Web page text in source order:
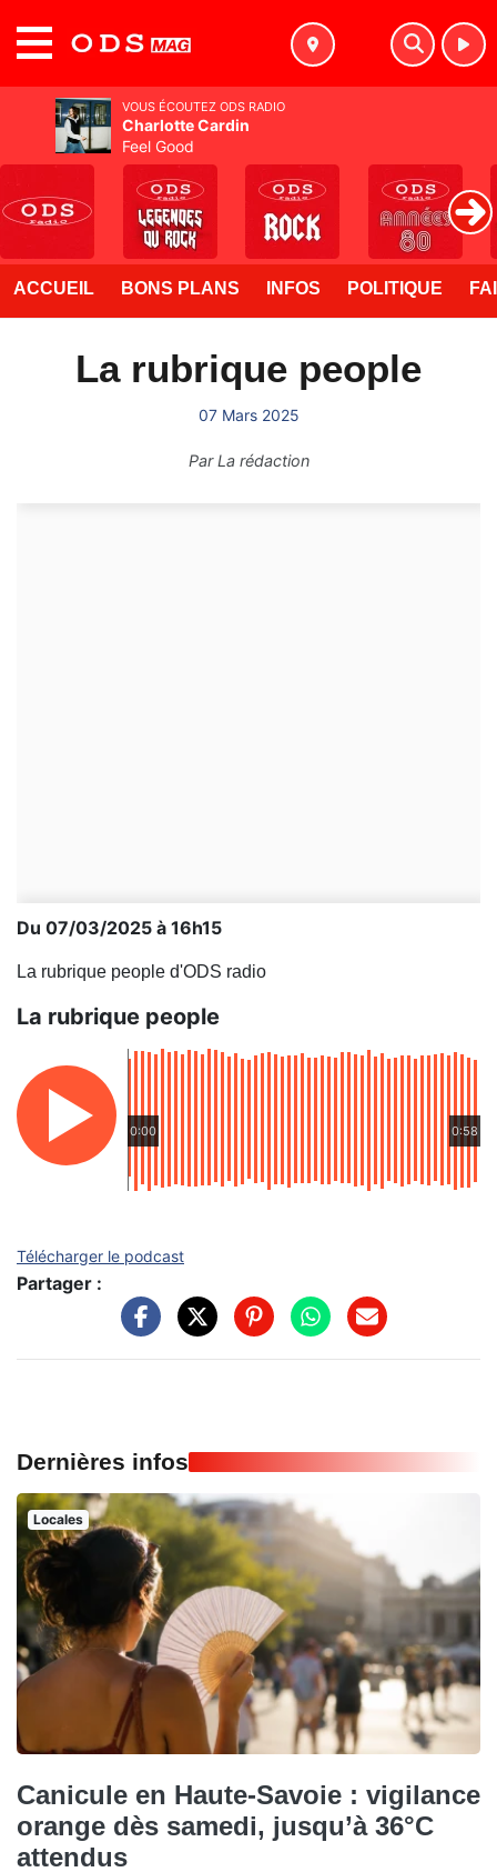
ACCUEIL BONS PLANS INFOS POLITIQUE
La rubrique people
07 Mars 2025
ParLa rédaction
Du 07/03/2025 à 16h15
La rubrique people d'ODS radio
La rubrique people
0:00 0:58
Télécharger le podcast
Partager :
Dernières infos
Locales
Canicule en Haute-Savoie : vigilance
orange dès samedi, jusqu’à 36°C
attendus
VOUS ÉCOUTEZ ODS RADIO
Charlotte Cardin
Feel Good